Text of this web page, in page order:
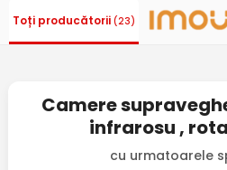
Toți producătorii (23)
Camere
infrarosu ,
cu urmatoarele